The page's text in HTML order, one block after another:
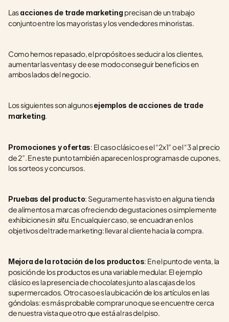
Las acciones de trade marketing precisan de un trabajo
conjunto entre los mayoristas y los vendedores minoristas.
Como hemos repasado, el propósito es seducir a los clientes,
aumentar las ventas y de ese modo conseguir beneficios en
ambos lados del negocio.
Los siguientes son algunos ejemplos de acciones de trade
marketing.
Promociones y ofertas: El caso clásico es el “2x1” o el “3 al precio
de 2”. En este punto también aparecen los programas de cupones,
los sorteos y concursos.
Pruebas del producto: Seguramente has visto en alguna tienda
de alimentos a marcas ofreciendo degustaciones o simplemente
exhibiciones in situ. En cualquier caso, se encuadran en los
objetivos del trade marketing: llevar al cliente hacia la compra.
Mejora de la rotación de los productos: En el punto de venta, la
posición de los productos es una variable medular. El ejemplo
clásico es la presencia de chocolates junto a las cajas de los
supermercados. Otro caso es la ubicación de los artículos en las
góndolas: es más probable comprar uno que se encuentre cerca
de nuestra vista que otro que está al ras del piso.